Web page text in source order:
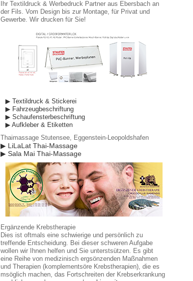
Ihr Textildruck & Werbedruck Partner aus Ebersbach an
der Fils. Vom Design bis zur Montage, für Privat und
Gewerbe. Wir drucken für Sie!
▶ Textildruck & Stickerei
▶ Fahrzeugbeschriftung
▶ Schaufensterbeschriftung
▶ Aufkleber & Etiketten
Thaimassage Stutensee, Eggenstein-Leopoldshafen
▶ LiLaLat Thai-Massage
▶ Sala Mai Thai-Massage
Ergänzende Krebstherapie
Dies ist oftmals eine schwierige und persönlich zu
treffende Entscheidung. Bei dieser schweren Aufgabe
wollen wir Ihnen helfen und Sie unterstsützen. Es gibt
eine Reihe von medizinisch ergsönzenden Maßnahmen
und Therapien (komplementsöre Krebstherapien), die es
msöglich machen, das Fortschreiten der Krebserkrankung